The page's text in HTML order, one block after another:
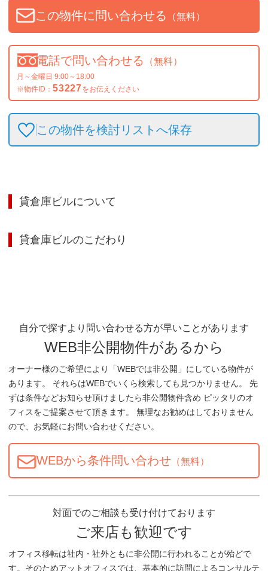
この物件に問い合わせる （無料）
電話で問い合わせる （無料）
月～金曜日 9:00～18:00
※物件ID： 53227をお伝えください
この物件を検討リストへ保存
貸倉庫ビルについて
貸倉庫ビルのこだわり
自分で探すより問い合わせる方が早いことがあります
WEB非公開物件があるから
オーナー様のご希望により「WEBでは非公開」にしている物件が
あります。 それらはWEBでいくら検索しても見つかりません。 先
ずは条件などお知らせ頂けましたら非公開物件含め ピッタリのオ
フィスをご提案させて頂きます。 無理なお勧めはしておりません
ので、お気軽にお問い合わせください。
WEBから条件問い合わせ （無料）
対面でのご相談も受け付けております
ご来店も歓迎です
オフィス移転は社内・社外ともに非公開に行われることが殆どで
す。そのためアットオフィスでは、基本的に訪問によるコンサルテ